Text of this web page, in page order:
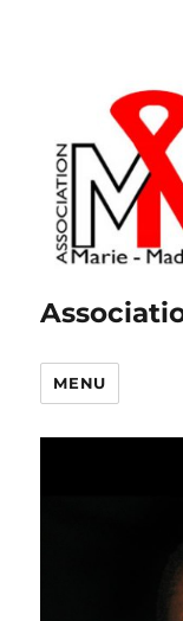
MENU